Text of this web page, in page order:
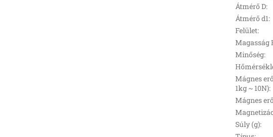
Átmérő D:
Átmérő d1:
Felület:
Magasság
Minőség:
Mágnes
1kg ~ 10N):
Mágnes
Súly (g):